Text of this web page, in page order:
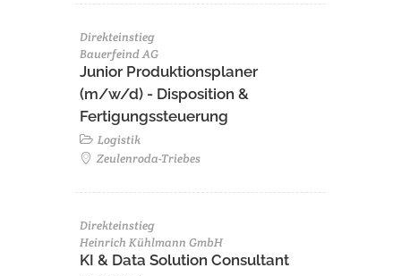
Direkteinstieg
Bauerfeind AG
Junior Produktionsplaner
(m/w/d) - Disposition &
Fertigungssteuerung
Logistik
Zeulenroda-Triebes
Direkteinstieg
Heinrich Kühlmann GmbH
KI & Data Solution Consultant